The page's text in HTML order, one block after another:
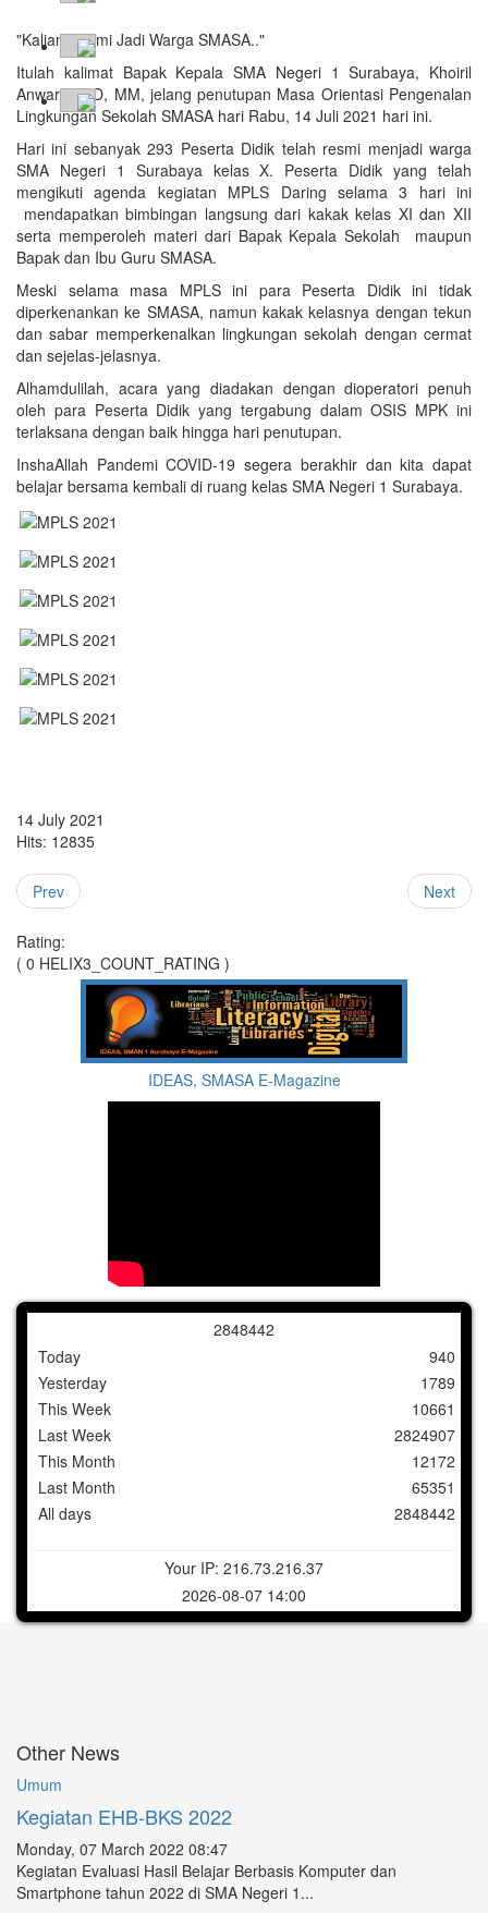
"Kalian Resmi Jadi Warga SMASA.."
Itulah kalimat Bapak Kepala SMA Negeri 1 Surabaya, Khoiril
Anwar, S.PD, MM, jelang penutupan Masa Orientasi Pengenalan
Lingkungan Sekolah SMASA hari Rabu, 14 Juli 2021 hari ini.
Hari ini sebanyak 293 Peserta Didik telah resmi menjadi warga
SMA Negeri 1 Surabaya kelas X. Peserta Didik yang telah
mengikuti agenda kegiatan MPLS Daring selama 3 hari ini
mendapatkan bimbingan langsung dari kakak kelas XI dan XII
serta memperoleh materi dari Bapak Kepala Sekolah maupun
Bapak dan Ibu Guru SMASA.
Meski selama masa MPLS ini para Peserta Didik ini tidak
diperkenankan ke SMASA, namun kakak kelasnya dengan tekun
dan sabar memperkenalkan lingkungan sekolah dengan cermat
dan sejelas-jelasnya.
Alhamdulilah, acara yang diadakan dengan dioperatori penuh
oleh para Peserta Didik yang tergabung dalam OSIS MPK ini
terlaksana dengan baik hingga hari penutupan.
InshaAllah Pandemi COVID-19 segera berakhir dan kita dapat
belajar bersama kembali di ruang kelas SMA Negeri 1 Surabaya.
14 July 2021
Hits: 12835
Prev Next
Rating:
( 0 HELIX3_COUNT_RATING )
IDEAS, SMASA E-Magazine
2848442
Today
Yesterday
This Week
Last Week
This Month
Last Month
All days
940
1789
10661
2824907
12172
65351
2848442
Your IP: 216.73.216.37
2026-08-07 14:00
Other News
Umum
Kegiatan EHB-BKS 2022
Monday, 07 March 2022 08:47
Kegiatan Evaluasi Hasil Belajar Berbasis Komputer dan
Smartphone tahun 2022 di SMA Negeri 1...